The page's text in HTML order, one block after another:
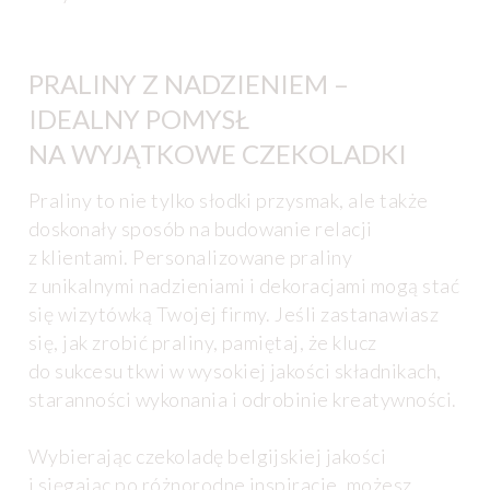
PRALINY Z NADZIENIEM –
IDEALNY POMYSŁ
NA WYJĄTKOWE CZEKOLADKI
Praliny to nie tylko słodki przysmak, ale także
doskonały sposób na budowanie relacji
z klientami. Personalizowane praliny
z unikalnymi nadzieniami i dekoracjami mogą stać
się wizytówką Twojej firmy. Jeśli zastanawiasz
się, jak zrobić praliny, pamiętaj, że klucz
do sukcesu tkwi w wysokiej jakości składnikach,
staranności wykonania i odrobinie kreatywności.
Wybierając czekoladę belgijskiej jakości
i sięgając po różnorodne inspiracje, możesz